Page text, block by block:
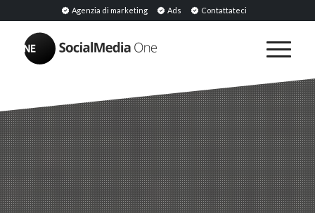
Agenzia di marketing Ads Contattateci